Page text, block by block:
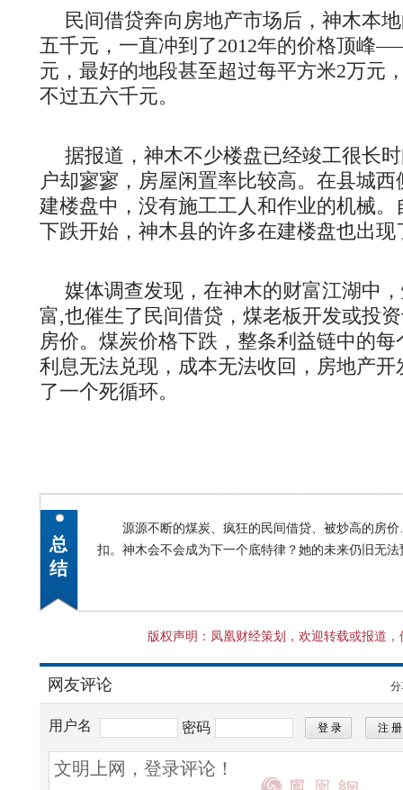
民间借贷奔向房地产市场后，神木本
五千元，一直冲到了2012年的价格顶峰
元，最好的地段甚至超过每平方米2万元
不过五六千元。
据报道，神木不少楼盘已经竣工很长
户却寥寥，房屋闲置率比较高。在县城
建楼盘中，没有施工工人和作业的机械
下跌开始，神木县的许多在建楼盘也出现
媒体调查发现，在神木的财富江湖中
富,也催生了民间借贷，煤老板开发或投
房价。煤炭价格下跌，整条利益链中的
利息无法兑现，成本无法收回，房地产
了一个死循环。
总
结
源源不断的煤炭、疯狂的民间借贷、被炒高的房
扣。神木会不会成为下一个底特律？她的未来仍旧无法
版权声明：凤凰财经策划，欢迎转载或报道
网友评论
用户名 密码